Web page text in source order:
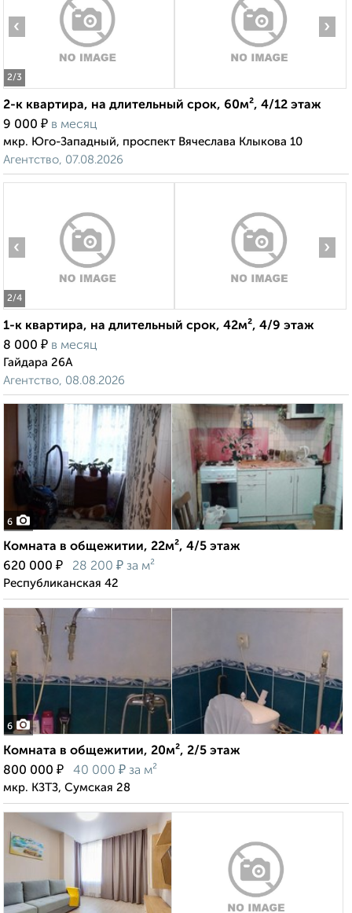
2/3
‹ ›
2-к квартира, на длительный срок, 60м², 4/12 этаж
9 000 ₽ в месяц
мкр. Юго-Западный, проспект Вячеслава Клыкова 10
Агентство, 07.08.2026
2/4
‹ ›
1-к квартира, на длительный срок, 42м², 4/9 этаж
8 000 ₽ в месяц
Гайдара 26А
Агентство, 08.08.2026
6
Комната в общежитии, 22м², 4/5 этаж
620 000 ₽ 28 200 ₽ за м²
Республиканская 42
6
Комната в общежитии, 20м², 2/5 этаж
800 000 ₽ 40 000 ₽ за м²
мкр. КЗТЗ, Сумская 28